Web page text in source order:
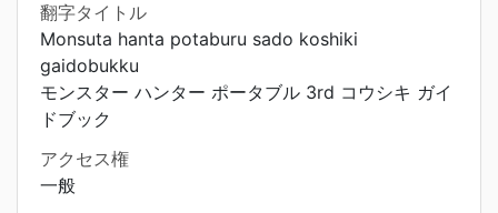
翻字タイトル
Monsuta hanta potaburu sado koshiki
gaidobukku
モンスター ハンター ポータブル 3rd コウシキ ガイ
ドブック
アクセス権
一般